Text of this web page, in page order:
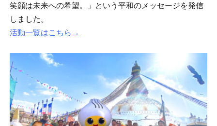
笑顔は未来への希望。」という平和のメッセージを発信
しました。
活動一覧はこちら→